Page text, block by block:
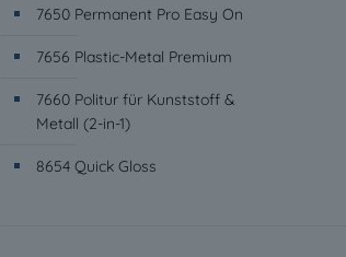
7650 Permanent Pro Easy On
7656 Plastic-Metal Premium
7660 Politur für Kunststoff &
Metall (2-in-1)
8654 Quick Gloss